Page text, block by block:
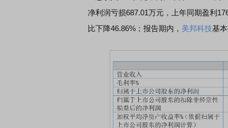
净利润亏损687.01万元，上年同期盈利
比下降46.86%；报告期内， 美邦科技基